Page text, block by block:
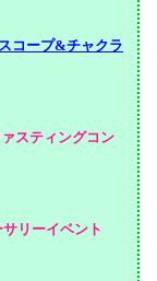
コープ&チャクラ
スティングコン
リーイベント